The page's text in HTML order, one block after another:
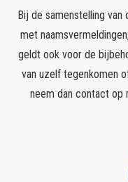
Bij de samenstelling
met
geldt ook voor de
van uzelf tegenkomen
neem dan contact